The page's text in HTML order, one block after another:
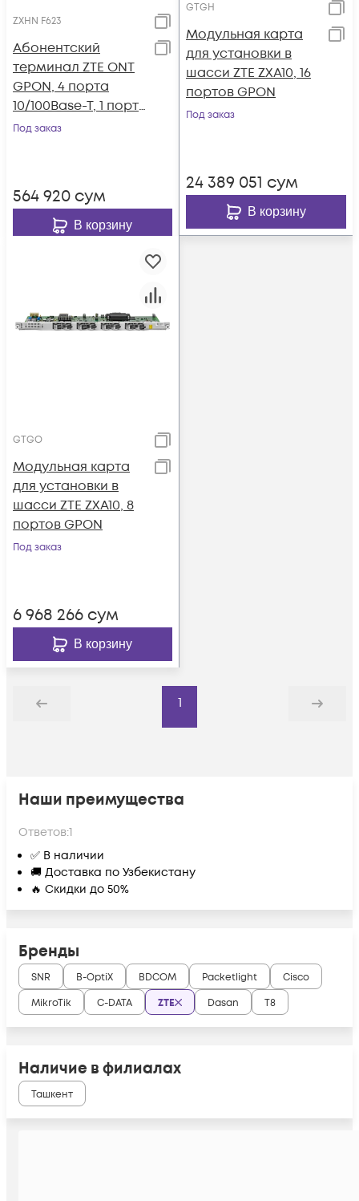
ZXHN F623
Абонентский
терминал ZTE ONT
GPON, 4 порта
10/100Base-T, 1 порт
POTS, WiFi, USB
Под заказ
564 920 сум
В корзину
GTGH
Модульная карта
для установки в
шасси ZTE ZXA10, 16
портов GPON
Под заказ
24 389 051 сум
В корзину
GTGO
Модульная карта
для установки в
шасси ZTE ZXA10, 8
портов GPON
Под заказ
6 968 266 сум
В корзину
Назад
1
Дальше
Наши преимущества
Ответов:1
✅ В наличии
🚚 Доставка по Узбекистану
🔥 Скидки до 50%
Бренды
SNR B-OptiX BDCOM Packetlight
Cisco
MikroTik
C-DATA ZTE Dasan Т8
Наличие в филиалах
Ташкент